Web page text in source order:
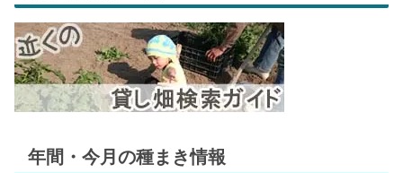
年間・今月の種まき情報